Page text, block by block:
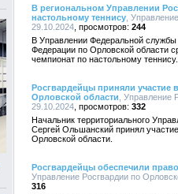
В региональном Управлении
настольному теннису ,
29.10.2024
244
В Управлении Федеральной службы
Федерации по Орловской области
чемпионат по настольному теннису.
Росгвардейцы приняли участие
Орловской области , Управление
29.10.2024
332
Начальник территориального
Сергей Ольшанский принял
Орловской области.
Росгвардейцы обеспечили
Управление Росгвардии по
316